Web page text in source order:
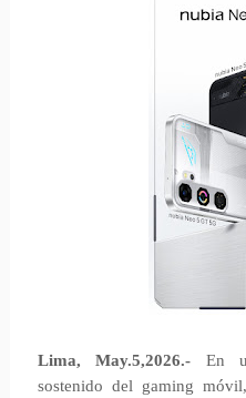
Lima, May.5,2026.- En
sostenido del gaming